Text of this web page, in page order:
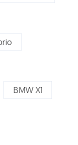
BMW X1